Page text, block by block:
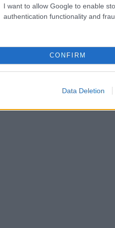
I want to allow Google to enable
authentication functionality and
CONFIRM
Data Deletion
skupinah: